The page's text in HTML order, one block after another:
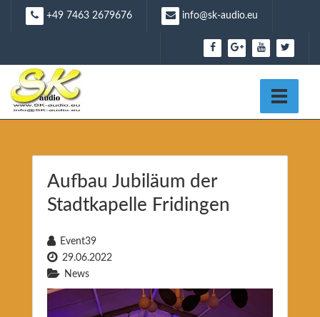
content
+49 7463 2679676 info@sk-audio.eu
Aufbau Jubiläum der
Stadtkapelle Fridingen
Event39
29.06.2022
News